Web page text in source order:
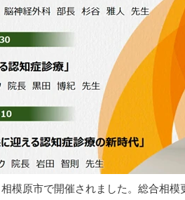
模原市で開催されました。総合相